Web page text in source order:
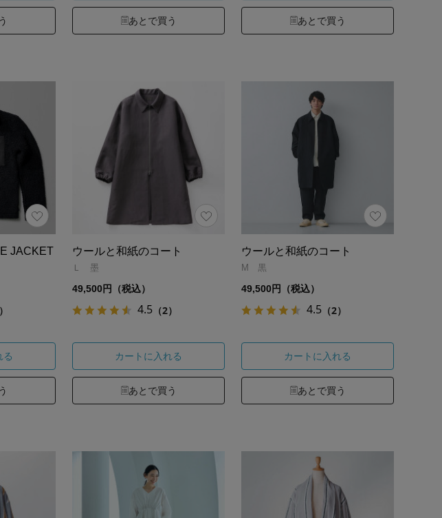
あとで買う あとで買う
JACKET
る
ウールと和紙のコート
Ｌ 墨
49,500円（税込）
4.5 （2）
カートに入れる
あとで買う
ウールと和紙のコート
M 黒
49,500円（税込）
4.5 （2）
カートに入れる
あとで買う